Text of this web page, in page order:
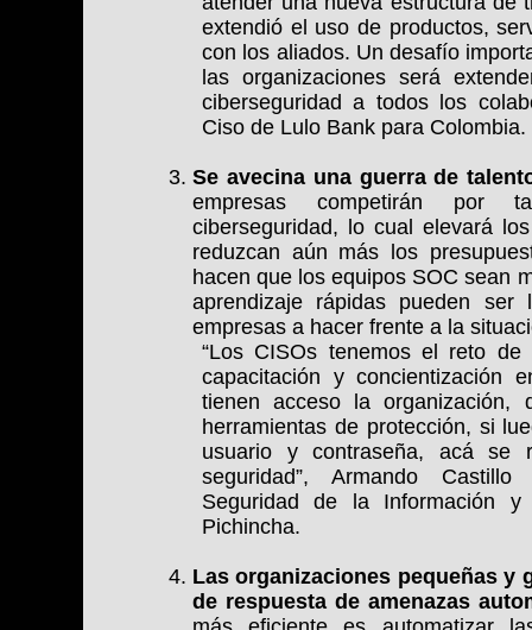
extendió el uso de productos,
con los aliados. Un desafío
las organizaciones será
ciberseguridad a todos los
Ciso de Lulo Bank para Colombia.
Se avecina una guerra de
empresas competirán por
ciberseguridad, lo cual elevará
reduzcan aún más los
hacen que los equipos SOC sean
aprendizaje rápidas pueden
empresas a hacer frente a la
“Los CISOs tenemos el reto
capacitación y concientización
tienen acceso la organización,
herramientas de protección, si
usuario y contraseña, acá se
seguridad”, Armando
Seguridad de la Información y
Pichincha.
Las organizaciones pequeñas y
de respuesta de amenazas